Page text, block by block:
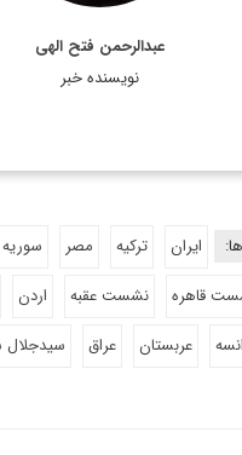
عبدالرحمن فتح الهی
نویسنده خبر
ایران ترکیه مصر سوریه
قاهره نشست عقبه اردن
عربستان عراق سیدجلال